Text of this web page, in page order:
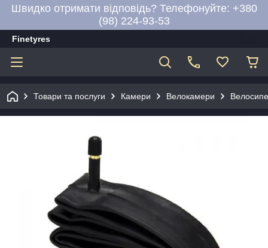
Швидко отримати відповідь? Телефонуйте: +380
(98) 224-93-53
Finetyres
Товари та послуги Камери Велокамери